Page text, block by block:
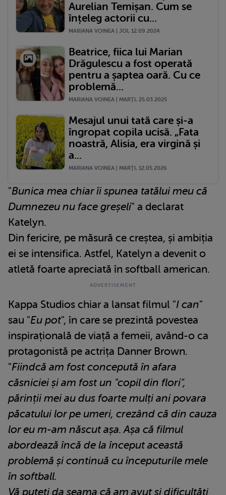
Aurelian Temișan. Cum se
înțeleg actorii cu...
MARIANA VOINEA | JOI, 12.09.2024
Beatrice, fiica lui Marian
Drăgulescu a fost operată
pentru a șaptea oară. Cu ce
problemă...
MARIANA VOINEA | MARŢI, 25.03.2025
Mesajul unui tată care și-a
îngropat copila ucisă. „Fata
noastră, Alisia, era virgină și
a...
MARIANA VOINEA | MARŢI, 12.05.2026
"Bunica mea chiar îi spunea tatălui meu că
Dumnezeu nu face greșeli" a declarat
Katelyn.
Din fericire, pe măsură ce creștea, și ambiția
ei se intensifica. Astfel, Katelyn a devenit o
atletă foarte apreciată în softball american.
Kappa Studios chiar a lansat filmul "I can"
sau "Eu pot", în care se prezintă povestea
inspirațională de viață a femeii, având-o ca
protagonistă pe actrița Danner Brown.
"Fiindcă am fost concepută în afara
căsniciei și am fost un "copil din flori",
părinții mei au dus foarte mulți ani povara
păcatului lor pe umeri, crezând că din cauza
lor eu m-am născut așa. Așa că filmul
abordează încă de la început această
problemă și continuă cu începuturile mele
în softball.
Vă puteți da seama că am avut și dificultăți